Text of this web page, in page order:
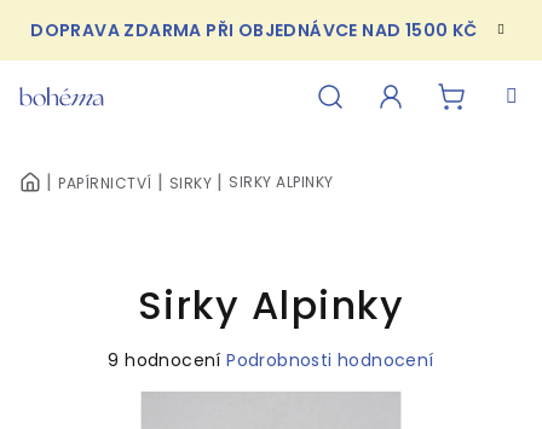
obsah
DOPRAVA ZDARMA PŘI OBJEDNÁVCE NAD 1500 KČ
DOMŮPAPÍRNICTVÍ SIRKY SIRKY ALPINKY
Sirky Alpinky
Průměrné
9 hodnocení Podrobnosti hodnocení